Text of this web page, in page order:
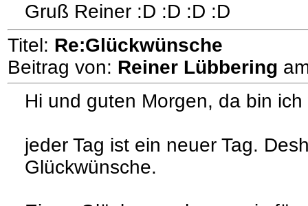
Gruß Reiner :D :D :D :D
Titel: Re:Glückwünsche
Beitrag von: Reiner Lübbering
Hi und guten Morgen, da bin
jeder Tag ist ein neuer Tag.
Glückwünsche.